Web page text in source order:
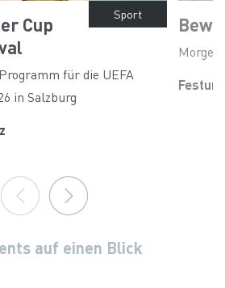
Sport
Cup
für die UEFA
in Salzburg
auf einen Blick